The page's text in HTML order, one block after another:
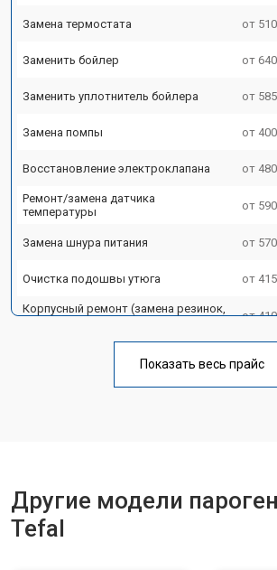
Замена термостата от
Заменить бойлер от
Заменить уплотнитель бойлера от
Замена помпы от
Восстановление электроклапана от
Ремонт/замена датчика
температуры
от
Замена шнура питания от
Очистка подошвы утюга от
Корпусный ремонт (замена резинок,
от
Замена клапана давления от
Показать весь прайс
Другие модели
Tefal